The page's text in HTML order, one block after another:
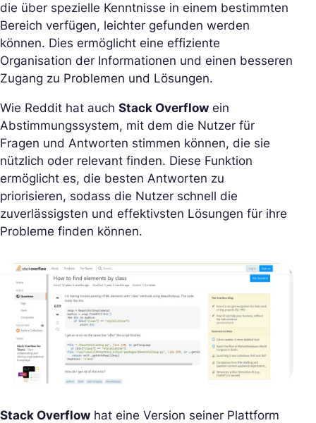
die über spezielle Kenntnisse in einem bestimmten
Bereich verfügen, leichter gefunden werden
können. Dies ermöglicht eine effiziente
Organisation der Informationen und einen besseren
Zugang zu Problemen und Lösungen.
Wie Reddit hat auch Stack Overflow ein
Abstimmungssystem, mit dem die Nutzer für
Fragen und Antworten stimmen können, die sie
nützlich oder relevant finden. Diese Funktion
ermöglicht es, die besten Antworten zu
priorisieren, sodass die Nutzer schnell die
zuverlässigsten und effektivsten Lösungen für ihre
Probleme finden können.
Stack Overflow hat eine Version seiner Plattform